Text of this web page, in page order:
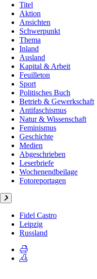
Titel
Aktion
Ansichten
Schwerpunkt
Thema
Inland
Ausland
Kapital & Arbeit
Feuilleton
Sport
Politisches Buch
Betrieb & Gewerkschaft
Antifaschismus
Natur & Wissenschaft
Feminismus
Geschichte
Medien
Abgeschrieben
Leserbriefe
Wochenendbeilage
Fotoreportagen
Fidel Castro
Leipzig
Russland